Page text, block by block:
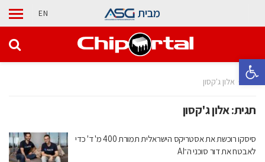
פתח סרגל נגישות
מבית EN
בית אלון ג'קסון
תגית:אלון ג'קסון
סיסקו רוכשת את אסטריקס הישראלית תמורת 400 מ' ד' כדי
לאבטח את דור סוכני ה־AI